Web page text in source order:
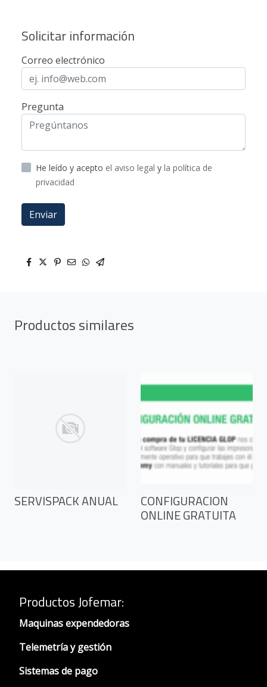
Solicitar información
Correo electrónico
Pregunta
He leído y acepto el aviso legal y la política de
privacidad
Enviar
Productos similares
SERVISPACK ANUAL CONFIGURACION
ONLINE GRATUITA
Productos Jofemar:
Maquinas expendedoras
Telemetría y gestión
Sistemas de pago